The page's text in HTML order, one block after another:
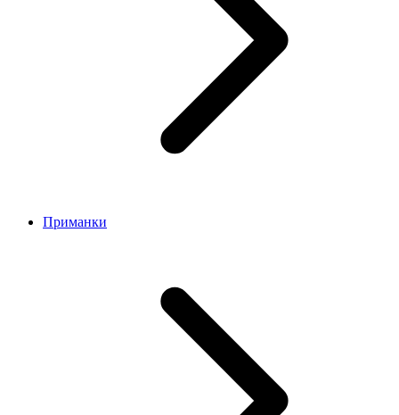
Приманки